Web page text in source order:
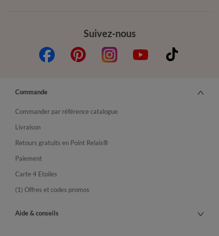
Suivez-nous
Commande
Commander par référence catalogue
Livraison
Retours gratuits en Point Relais®
Paiement
Carte 4 Etoiles
(1) Offres et codes promos
Aide & conseils